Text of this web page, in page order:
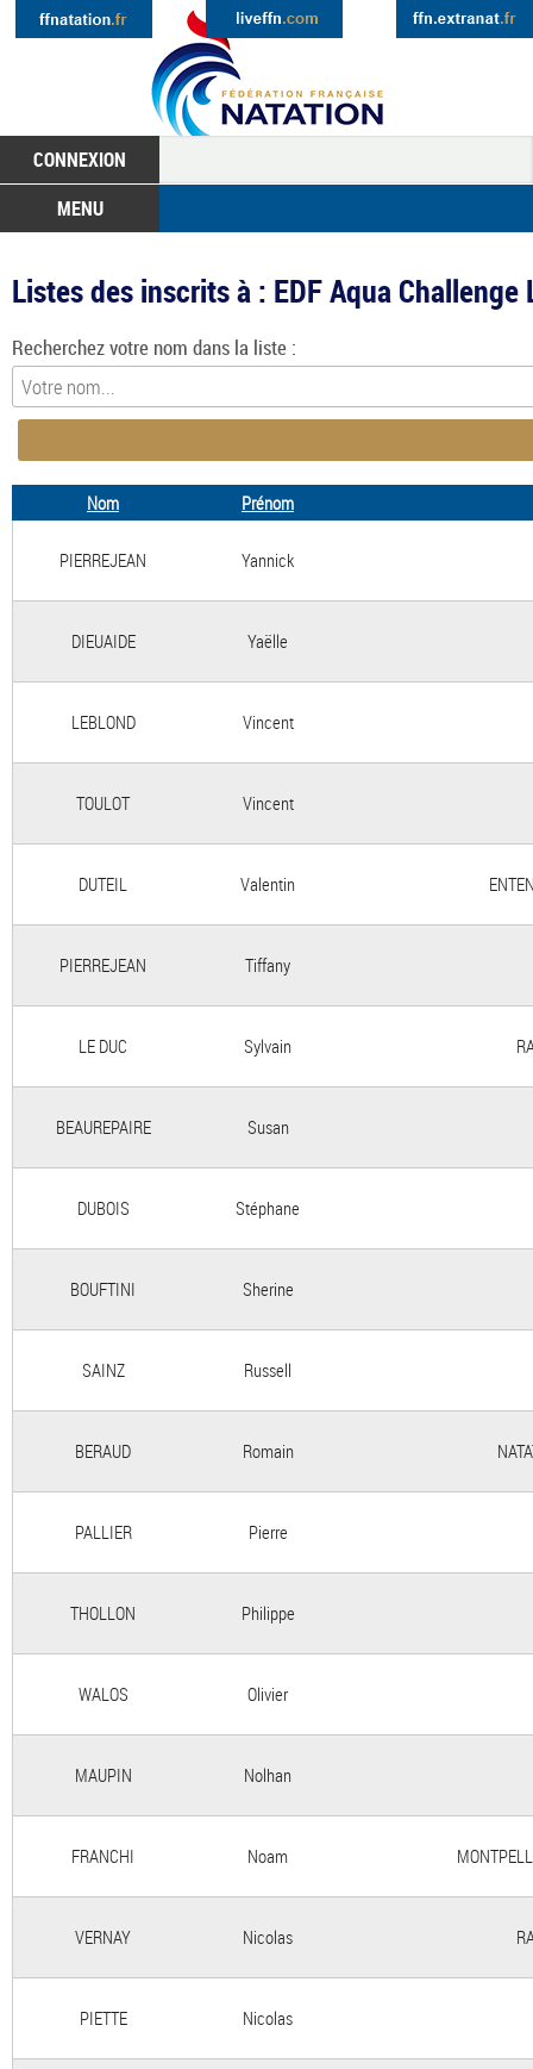
CONNEXION
MENU
Listes des inscrits à : EDF Aqua Challenge
Recherchez votre nom dans la liste :
Nom Prénom
PIERREJEAN Yannick
DIEUAIDE Yaëlle
LEBLOND Vincent
TOULOT Vincent
DUTEIL Valentin
PIERREJEAN Tiffany
LE DUC Sylvain
BEAUREPAIRE Susan
DUBOIS Stéphane
BOUFTINI Sherine
SAINZ Russell
BERAUD Romain
PALLIER Pierre
THOLLON Philippe
WALOS Olivier
MAUPIN Nolhan
FRANCHI Noam
VERNAY Nicolas
PIETTE Nicolas